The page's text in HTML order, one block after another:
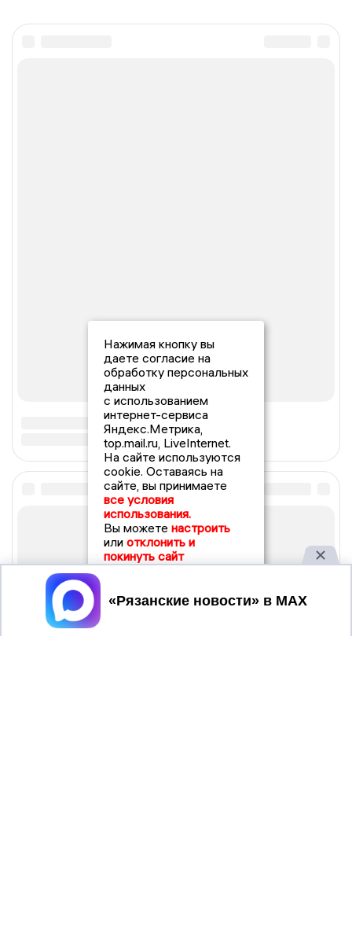
Нажимая кнопку вы
даете согласие на
обработку персональных
данных
с использованием
интернет-сервиса
Яндекс.Метрика,
top.mail.ru, LiveInternet.
На сайте используются
cookie. Оставаясь на
сайте, вы принимаете
все условия
использования.
Вы можете настроить
или отклонить и
покинуть сайт
Принять